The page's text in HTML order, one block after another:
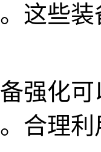
这些
强化
合理